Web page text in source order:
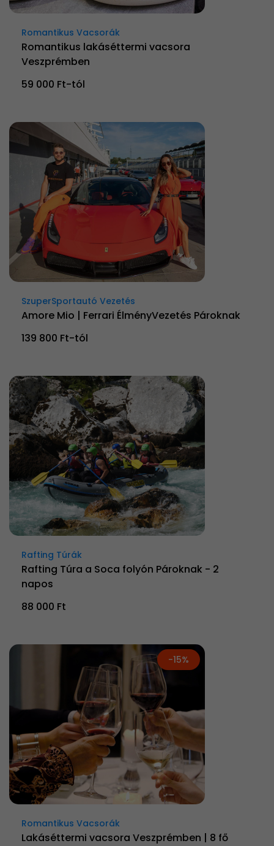
Romantikus Vacsorák
Romantikus lakáséttermi vacsora
Veszprémben
59 000 Ft-tól
SzuperSportautó Vezetés
Amore Mio | Ferrari ÉlményVezetés Pároknak
139 800 Ft-tól
Rafting Túrák
Rafting Túra a Soca folyón Pároknak - 2
napos
88 000 Ft
-15%
Romantikus Vacsorák
Lakáséttermi vacsora Veszprémben | 8 fő